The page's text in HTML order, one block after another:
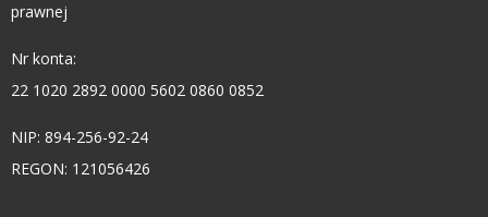
prawnej
Nr konta:
22 1020 2892 0000 5602 0860 0852
NIP: 894-256-92-24
REGON: 121056426